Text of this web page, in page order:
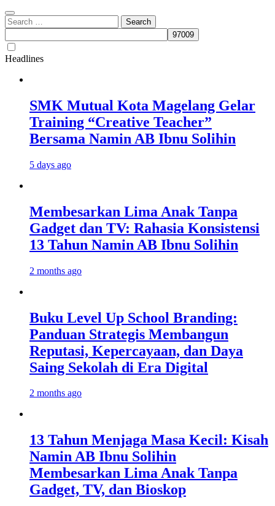
Search
for:
Headlines
SMK Mutual Kota Magelang Gelar
Training “Creative Teacher”
Bersama Namin AB Ibnu Solihin
5 days ago
Membesarkan Lima Anak Tanpa
Gadget dan TV: Rahasia Konsistensi
13 Tahun Namin AB Ibnu Solihin
2 months ago
Buku Level Up School Branding:
Panduan Strategis Membangun
Reputasi, Kepercayaan, dan Daya
Saing Sekolah di Era Digital
2 months ago
13 Tahun Menjaga Masa Kecil: Kisah
Namin AB Ibnu Solihin
Membesarkan Lima Anak Tanpa
Gadget, TV, dan Bioskop